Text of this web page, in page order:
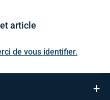
article
de vous identifier.
+